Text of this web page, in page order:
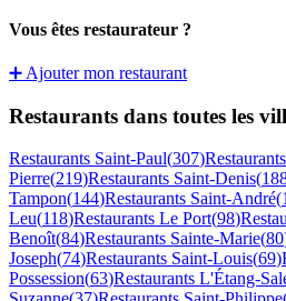
Vous êtes restaurateur ?
➕ Ajouter mon restaurant
Restaurants dans toutes les
Restaurants Saint-Paul(307)Restaurants
Pierre(219)Restaurants Saint-Denis(
Tampon(144)Restaurants Saint-André(
Leu(118)Restaurants Le Port(98)
Benoît(84)Restaurants Sainte-Marie(80
Joseph(74)Restaurants Saint-Louis(69)
Possession(63)Restaurants L'Étang-